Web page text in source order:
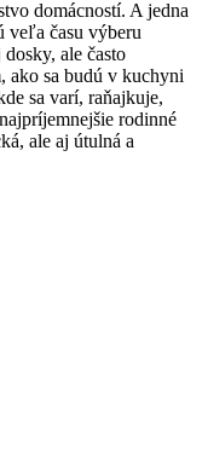
domácností. A jedna
veľa času výberu
ale často
ako sa budú v kuchyni
sa varí, raňajkuje,
rodinné
ale aj útulná a